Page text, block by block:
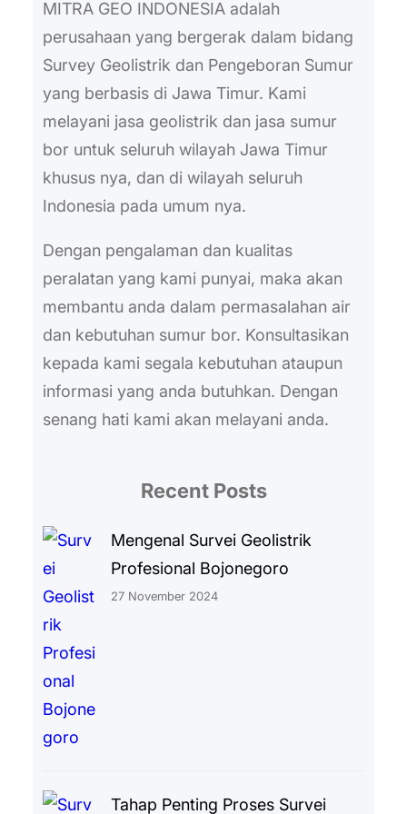
MITRA GEO INDONESIA adalah
perusahaan yang bergerak dalam bidang
Survey Geolistrik dan Pengeboran Sumur
yang berbasis di Jawa Timur. Kami
melayani jasa geolistrik dan jasa sumur
bor untuk seluruh wilayah Jawa Timur
khusus nya, dan di wilayah seluruh
Indonesia pada umum nya.
Dengan pengalaman dan kualitas
peralatan yang kami punyai, maka akan
membantu anda dalam permasalahan air
dan kebutuhan sumur bor. Konsultasikan
kepada kami segala kebutuhan ataupun
informasi yang anda butuhkan. Dengan
senang hati kami akan melayani anda.
Recent Posts
Mengenal Survei Geolistrik
Profesional Bojonegoro
27 November 2024
Tahap Penting Proses Survei